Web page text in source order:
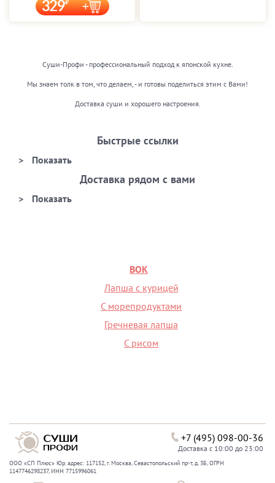
329
Суши-Профи - профессиональный подход к японской кухне.
Мы знаем толк в том, что делаем, - и готовы поделиться этим с Вами!
Доставка суши и хорошего настроения.
Быстрые ссылки
Доставка рядом с вами
ВОК
Лапша с курицей
С морепродуктами
Гречневая лапша
С рисом
+7 (495) 098-00-36
Доставка с 10:00 до 23:00
ООО «СП Плюс» Юр. адрес: 117152, г. Москва, Севастопольский пр-т, д. 3Б, ОГРН
1147746298237, ИНН 7715996061